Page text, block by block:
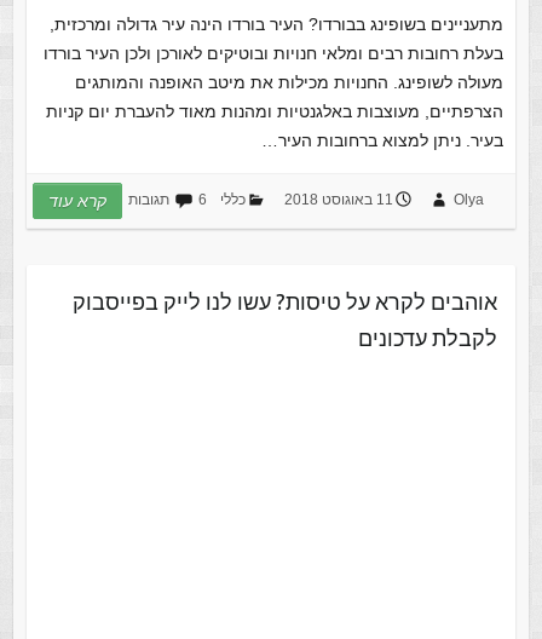
מתעניינים בשופינג בבורדו? העיר בורדו הינה עיר גדולה ומרכזית,
בעלת רחובות רבים ומלאי חנויות ובוטיקים לאורכן ולכן העיר בורדו
מעולה לשופינג. החנויות מכילות את מיטב האופנה והמותגים
הצרפתיים, מעוצבות באלגנטיות ומהנות מאוד להעברת יום קניות
בעיר. ניתן למצוא ברחובות העיר…
Olya 11 באוגוסט 2018 כללי 6 תגובות קרא עוד
אוהבים לקרא על טיסות? עשו לנו לייק בפייסבוק
לקבלת עדכונים